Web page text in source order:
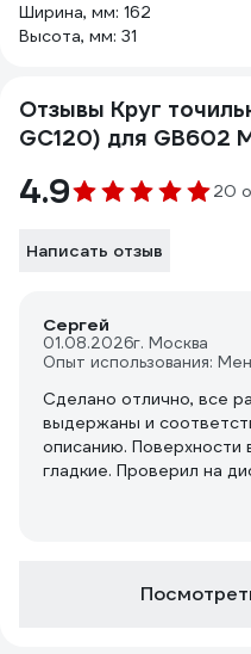
Ширина, мм: 162
Высота, мм: 31
Отзывы Круг
GC120) для GB602
4.9 20
Написать отзыв
Сергей
01.08.2026г. Москва
Опыт использования:
Сделано отлично, все
выдержаны и
описанию. Поверхности
гладкие. Проверил на
такая проверка